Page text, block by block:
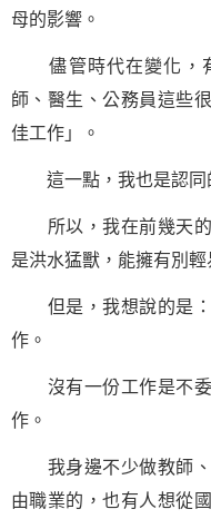
母的影響。
儘管時代在變化，有
師、醫生、公務員這些
佳工作」。
這一點，我也是認同
所以，我在前幾天的
是洪水猛獸，能擁有別輕
但是，我想說的是：
作。
沒有一份工作是不委
作。
我身邊不少做教師、
由職業的，也有人想從